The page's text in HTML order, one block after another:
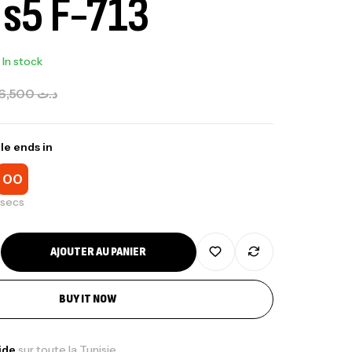
F-713
In stock
د.ت6,500
ends in
00
secs
AJOUTER AU PANIER
BUY IT NOW